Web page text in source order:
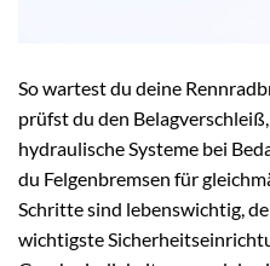
So wartest du deine
prüfst du den
hydraulische Systeme bei
du Felgenbremsen für
Schritte sind lebenswichtig,
wichtigste